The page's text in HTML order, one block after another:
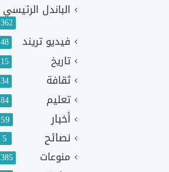
الباندل الرئيسي
362
فيديو تريند 48
تاريخ 15
ثقافة 34
تعليم 84
أخبار 59
نصائح 5
منوعات 385